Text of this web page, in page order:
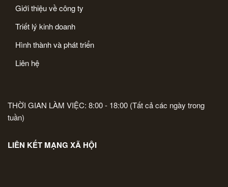
Giới thiệu về công ty
Triết lý kinh doanh
Hình thành và phát triển
Liên hệ
THỜI GIAN LÀM VIỆC: 8:00 - 18:00 (Tất cả các ngày trong
tuần)
LIÊN KẾT MẠNG XÃ HỘI